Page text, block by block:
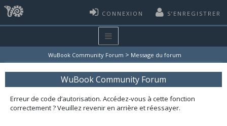
CONNEXION S’ENREGISTRER
WuBook Community Forum > Message du forum
WuBook Community Forum
Erreur de code d’autorisation. Accédez-vous à cette fonction
correctement ? Veuillez revenir en arrière et réessayer.